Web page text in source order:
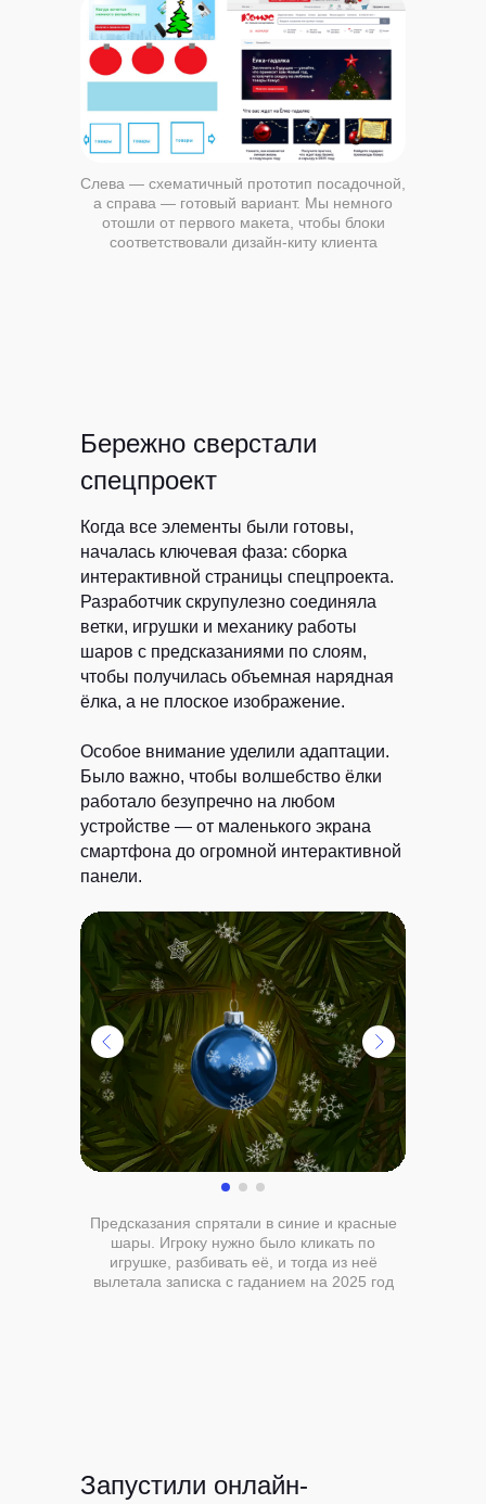
Слева — схематичный прототип посадочной,
а справа — готовый вариант. Мы немного
отошли от первого макета, чтобы блоки
соответствовали дизайн-киту клиента
Бережно сверстали
спецпроект
Когда все элементы были готовы,
началась ключевая фаза: сборка
интерактивной страницы спецпроекта.
Разработчик скрупулезно соединяла
ветки, игрушки и механику работы
шаров с предсказаниями по слоям,
чтобы получилась объемная нарядная
ёлка, а не плоское изображение.
Особое внимание уделили адаптации.
Было важно, чтобы волшебство ёлки
работало безупречно на любом
устройстве — от маленького экрана
смартфона до огромной интерактивной
панели.
Предсказания спрятали в синие и красные
шары. Игроку нужно было кликать по
игрушке, разбивать её, и тогда из неё
вылетала записка с гаданием на 2025 год
Запустили онлайн-